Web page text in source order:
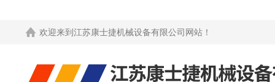
欢迎来到 江苏康士捷机械设备有限公司网站 ！